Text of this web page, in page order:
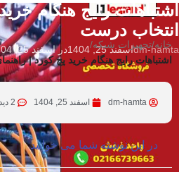
اشتباهات رایج هنگام
انتخاب درست
dm-hamtaاسفند 25, 1404 در اسفند 25, 1404 خانه/تجهیزات شبکه/
اشتباهات رایج هنگام خرید پچ کورد |
dm-hamta اسفند 25, 1404 2 دیدگاه
در این نوشته شما می خوانید